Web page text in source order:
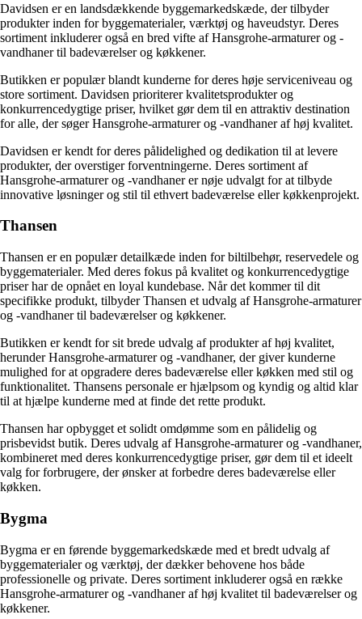
Davidsen er en landsdækkende byggemarkedskæde, der tilbyder
produkter inden for byggematerialer, værktøj og haveudstyr. Deres
sortiment inkluderer også en bred vifte af Hansgrohe-armaturer og -
vandhaner til badeværelser og køkkener.
Butikken er populær blandt kunderne for deres høje serviceniveau og
store sortiment. Davidsen prioriterer kvalitetsprodukter og
konkurrencedygtige priser, hvilket gør dem til en attraktiv destination
for alle, der søger Hansgrohe-armaturer og -vandhaner af høj kvalitet.
Davidsen er kendt for deres pålidelighed og dedikation til at levere
produkter, der overstiger forventningerne. Deres sortiment af
Hansgrohe-armaturer og -vandhaner er nøje udvalgt for at tilbyde
innovative løsninger og stil til ethvert badeværelse eller køkkenprojekt.
Thansen
Thansen er en populær detailkæde inden for biltilbehør, reservedele og
byggematerialer. Med deres fokus på kvalitet og konkurrencedygtige
priser har de opnået en loyal kundebase. Når det kommer til dit
specifikke produkt, tilbyder Thansen et udvalg af Hansgrohe-armaturer
og -vandhaner til badeværelser og køkkener.
Butikken er kendt for sit brede udvalg af produkter af høj kvalitet,
herunder Hansgrohe-armaturer og -vandhaner, der giver kunderne
mulighed for at opgradere deres badeværelse eller køkken med stil og
funktionalitet. Thansens personale er hjælpsom og kyndig og altid klar
til at hjælpe kunderne med at finde det rette produkt.
Thansen har opbygget et solidt omdømme som en pålidelig og
prisbevidst butik. Deres udvalg af Hansgrohe-armaturer og -vandhaner,
kombineret med deres konkurrencedygtige priser, gør dem til et ideelt
valg for forbrugere, der ønsker at forbedre deres badeværelse eller
køkken.
Bygma
Bygma er en førende byggemarkedskæde med et bredt udvalg af
byggematerialer og værktøj, der dækker behovene hos både
professionelle og private. Deres sortiment inkluderer også en række
Hansgrohe-armaturer og -vandhaner af høj kvalitet til badeværelser og
køkkener.